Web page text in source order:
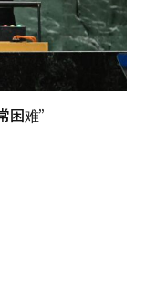
困难”